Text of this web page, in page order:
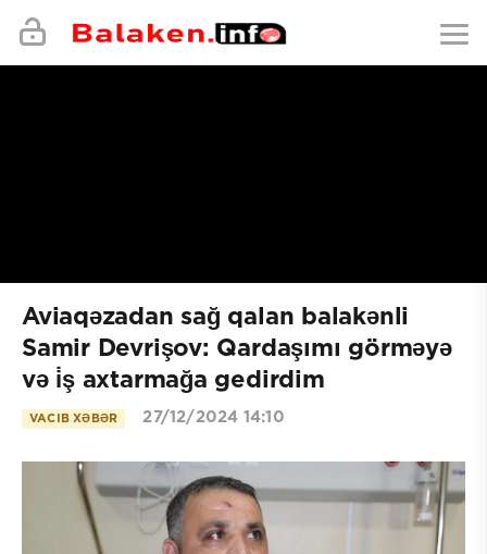
Aviaqəzadan sağ qalan balakənli
Samir Devrişov: Qardaşımı görməyə
və i̇ş axtarmağa gedirdim
VACIB XƏBƏR 27/12/2024 14:10